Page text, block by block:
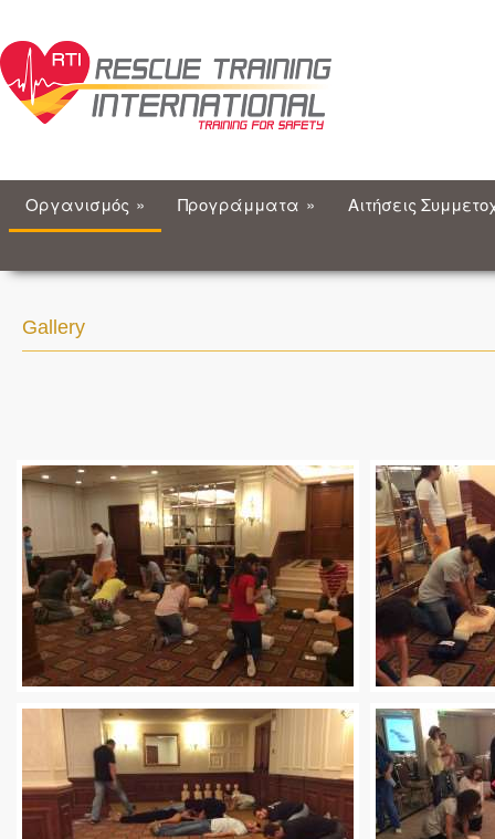
Οργανισμός » Προγράμματα » Αιτήσεις
Gallery